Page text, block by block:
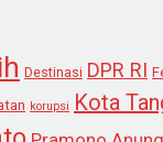
Destinasi DPR RI
korupsi Kota